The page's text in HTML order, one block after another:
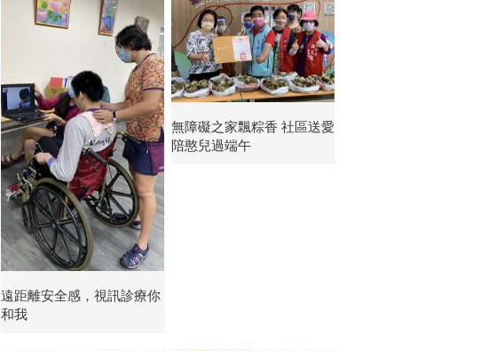
遠距離安全感，視訊診療你
和我
無障礙之家飄粽香 社區送愛
陪憨兒過端午